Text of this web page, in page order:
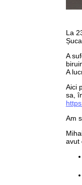
La
A
A
Aici
sa,
Am
avut